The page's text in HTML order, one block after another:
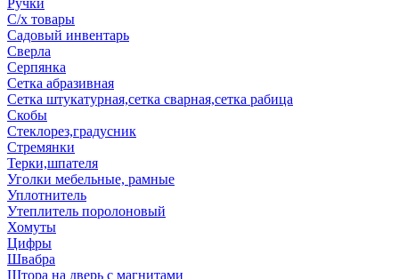
Ручки
С/х товары
Садовый инвентарь
Сверла
Серпянка
Сетка абразивная
Сетка штукатурная,сетка сварная,сетка рабица
Скобы
Стеклорез,градусник
Стремянки
Терки,шпателя
Уголки мебельные, рамные
Уплотнитель
Утеплитель поролоновый
Хомуты
Цифры
Швабра
Штора на дверь с магнитами